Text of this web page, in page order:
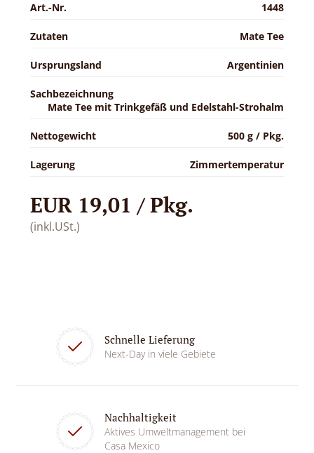
Art.-Nr. 1448
Zutaten Mate Tee
Ursprungsland Argentinien
Sachbezeichnung
Mate Tee mit Trinkgefäß und Edelstahl-Strohalm
Nettogewicht 500 g / Pkg.
Lagerung Zimmertemperatur
EUR 19,01 / Pkg.
(inkl.USt.)
Schnelle Lieferung
Next-Day in viele Gebiete
Nachhaltigkeit
Aktives Umweltmanagement bei
Casa Mexico